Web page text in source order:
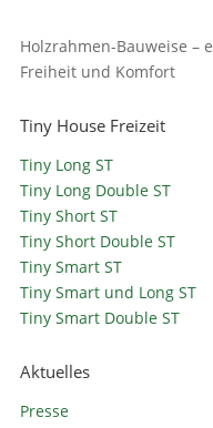
Holzrahmen-Bauweise –
Freiheit und Komfort
Tiny House Freizeit
Tiny Long ST
Tiny Long Double ST
Tiny Short ST
Tiny Short Double ST
Tiny Smart ST
Tiny Smart und Long ST
Tiny Smart Double ST
Aktuelles
Presse